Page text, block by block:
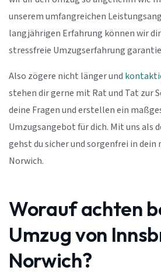
unserem umfangreichen
langjährigen Erfahrung können wir
stressfreie Umzugserfahrung
Also zögere nicht länger und
stehen dir gerne mit Rat und Tat zur
deine Fragen und erstellen ein
Umzugsangebot für dich. Mit uns als
gehst du sicher und sorgenfrei in dein
Norwich.
Worauf achten
Umzug von
Norwich?